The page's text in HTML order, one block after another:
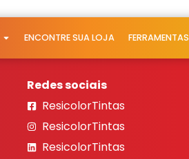
ENCONTRE SUA LOJA FERRAMENTAS
Redes sociais
ResicolorTintas
ResicolorTintas
ResicolorTintas